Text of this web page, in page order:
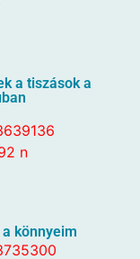
a tiszások a
könnyeim